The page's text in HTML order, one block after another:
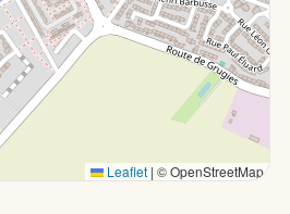
Leaflet | © OpenStreetMap